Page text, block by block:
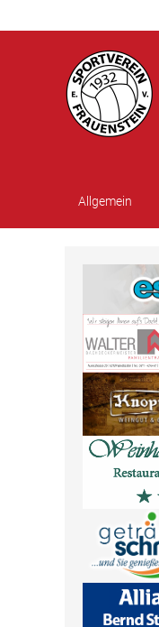
Allgemein